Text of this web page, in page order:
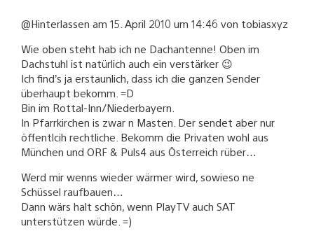
@Hinterlassen am 15. April 2010 um 14:46 von tobiasxyz
Wie oben steht hab ich ne Dachantenne! Oben im
Dachstuhl ist natürlich auch ein verstärker 😉
Ich find’s ja erstaunlich, dass ich die ganzen Sender
überhaupt bekomm. =D
Bin im Rottal-Inn/Niederbayern.
In Pfarrkirchen is zwar n Masten. Der sendet aber nur
öffentlcih rechtliche. Bekomm die Privaten wohl aus
München und ORF & Puls4 aus Österreich rüber…
Werd mir wenns wieder wärmer wird, sowieso ne
Schüssel raufbauen…
Dann wärs halt schön, wenn PlayTV auch SAT
unterstützen würde. =)